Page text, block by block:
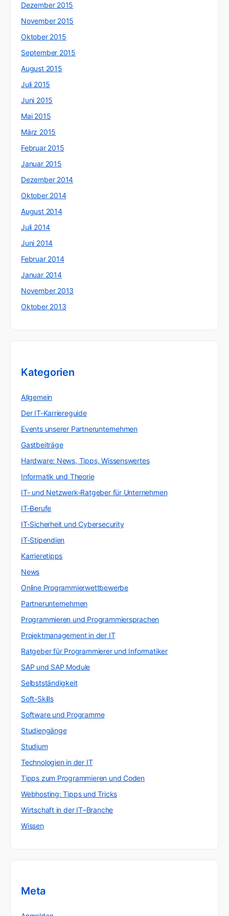
Dezember 2015
November 2015
Oktober 2015
September 2015
August 2015
Juli 2015
Juni 2015
Mai 2015
März 2015
Februar 2015
Januar 2015
Dezember 2014
Oktober 2014
August 2014
Juli 2014
Juni 2014
Februar 2014
Januar 2014
November 2013
Oktober 2013
Kategorien
Allgemein
Der IT-Karriereguide
Events unserer Partnerunternehmen
Gastbeiträge
Hardware: News, Tipps, Wissenswertes
Informatik und Theorie
IT- und Netzwerk-Ratgeber für Unternehmen
IT-Berufe
IT-Sicherheit und Cybersecurity
IT-Stipendien
Karrieretipps
News
Online Programmierwettbewerbe
Partnerunternehmen
Programmieren und Programmiersprachen
Projektmanagement in der IT
Ratgeber für Programmierer und Informatiker
SAP und SAP Module
Selbstständigkeit
Soft-Skills
Software und Programme
Studiengänge
Studium
Technologien in der IT
Tipps zum Programmieren und Coden
Webhosting: Tipps und Tricks
Wirtschaft in der IT–Branche
Wissen
Meta